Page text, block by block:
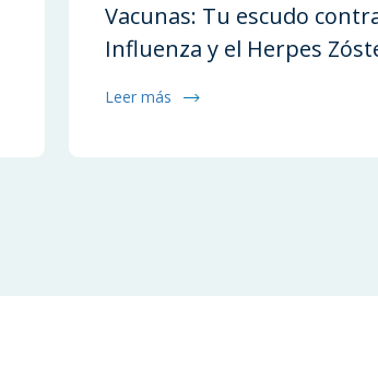
Vacunas: Tu escudo
Influenza y el Herpes
Leer más